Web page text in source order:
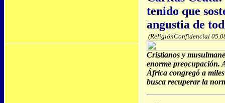
tenido que
angustia de
(ReligiónConfidencial
Cristianos y
enorme preocupación.
África congregó a
busca recuperar la